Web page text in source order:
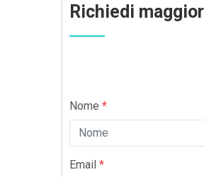
Richiedi
Nome *
Email *